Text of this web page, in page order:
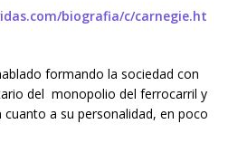
biografia/c/carnegie.ht
formando la sociedad con
del monopolio del ferrocarril y
a su personalidad, en poco